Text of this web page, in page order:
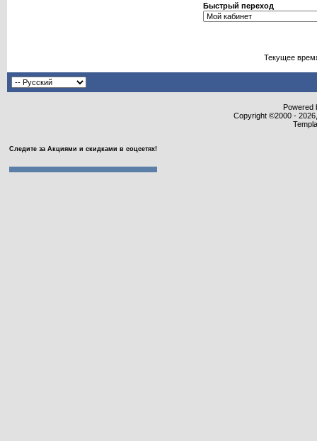
Быстрый переход
Текущее
Powered
Copyright ©2000 -
Следите за Акциями и скидками в соцсетях!